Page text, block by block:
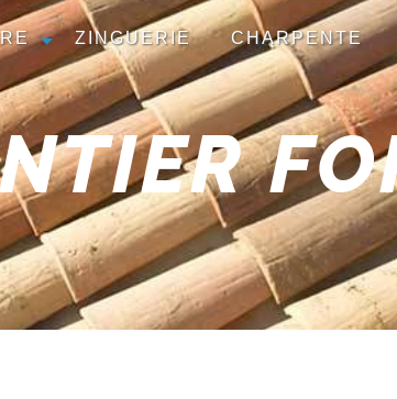
ZINGUERIE CHARPENTE